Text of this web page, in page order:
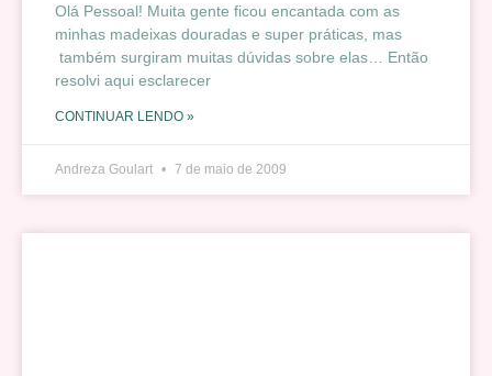
Olá Pessoal! Muita gente ficou encantada com as
minhas madeixas douradas e super práticas, mas
também surgiram muitas dúvidas sobre elas… Então
resolvi aqui esclarecer
CONTINUAR LENDO »
Andreza Goulart 7 de maio de 2009